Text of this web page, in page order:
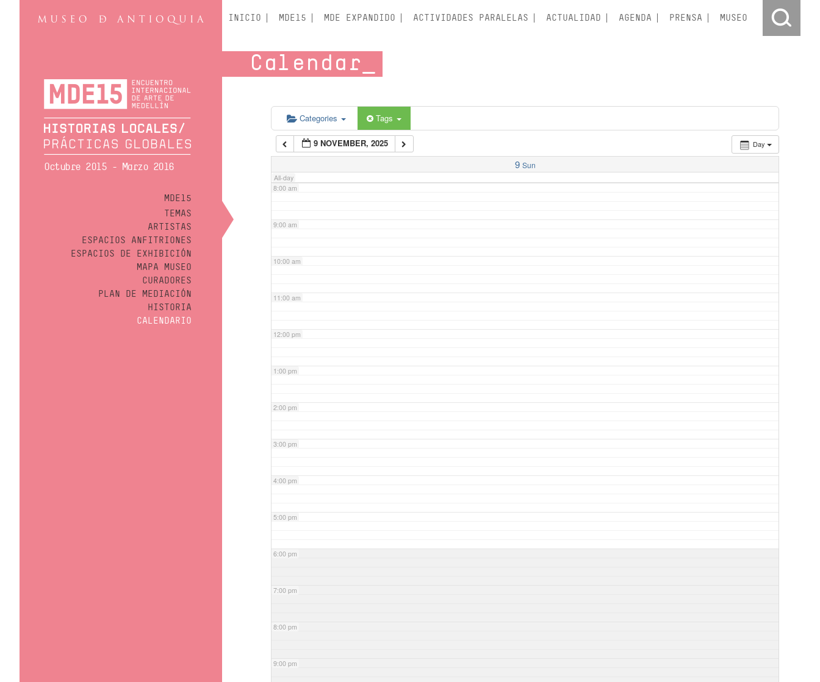
Octubre 2015 - Marzo 2016
MDE15
TEMAS
ARTISTAS
ESPACIOS ANFITRIONES
ESPACIOS DE EXHIBICIÓN
MAPA MUSEO
CURADORES
PLAN DE MEDIACIÓN
HISTORIA
CALENDARIO
INICIO MDE15 MDE EXPANDIDO ACTIVIDADES PARALELAS ACTUALIDAD AGENDA PRENSA MUSEO
Calendar
Categories Tags
Day
9 NOVEMBER, 2025
9 Sun
All-day
5:00 am
6:00 am
7:00 am
8:00 am
9:00 am
10:00 am
11:00 am
12:00 pm
1:00 pm
2:00 pm
3:00 pm
4:00 pm
5:00 pm
6:00 pm
7:00 pm
8:00 pm
9:00 pm